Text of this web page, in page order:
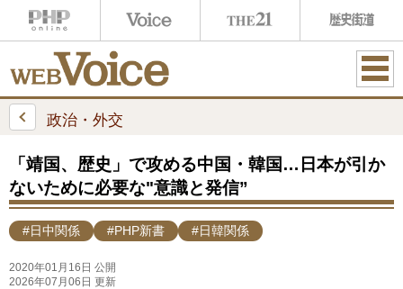
ME
政治・外交
「靖国、歴史」で攻める中国・韓国…日本が引か
ないために必要な"意識と発信”
#日中関係 #PHP新書 #日韓関係
2020年01月16日 公開
2026年07月06日 更新